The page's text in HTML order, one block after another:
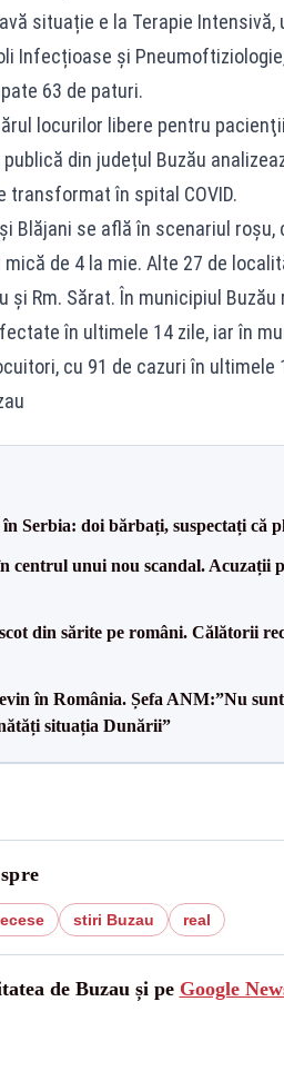
situație e la Terapie
Infecțioase și
63 de paturi.
locurilor libere pentru
din județul Buzău
transformat în spital COVID.
Blăjani se află în scenariul roșu,
de 4 la mie. Alte 27 de
și Rm. Sărat. În municipiul
în ultimele 14 zile, iar în
cu 91 de cazuri în ultimele
Serbia: doi bărbați, suspectați că
centrul unui nou scandal. Acuzații
din sărite pe români. Călătorii
în România. Șefa ANM:”Nu
situația Dunării”
stiri Buzau real
de Buzau și pe Google